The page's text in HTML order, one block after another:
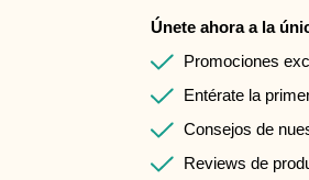
Únete ahora a la
Promociones
Entérate la
Consejos de
Reviews de